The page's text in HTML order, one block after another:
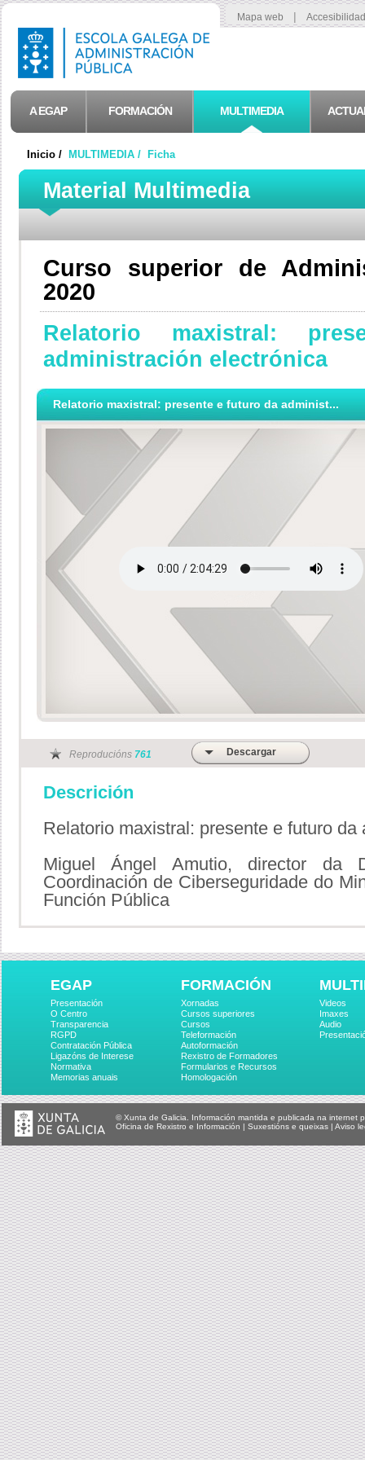
Mapa web |
A EGAP FORMACIÓN MULTIMEDIA
Inicio / MULTIMEDIA / Ficha
Material Multimedia
Curso superior de
2020
Relatorio maxistral:
administración electrónica
Relatorio maxistral: presente e futuro da administ...
Reproducións 761 Descargar
Descrición
Relatorio maxistral: presente e futuro
Miguel Ángel Amutio, director da
Coordinación de Ciberseguridade do
Función Pública
EGAP
Presentación
O Centro
Transparencia
RGPD
Contratación Pública
Ligazóns de Interese
Normativa
Memorias anuais
FORMACIÓN
Xornadas
Cursos superiores
Cursos
Teleformación
Autoformación
Rexistro de Formadores
Formularios e Recursos
Homologación
Videos
Imaxes
Audio
© Xunta de Galicia. Información mantida e publicada na internet
Oficina de Rexistro e Información | Suxestións e queixas | Aviso